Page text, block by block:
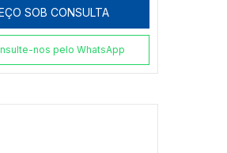
SOB CONSULTA
nos pelo WhatsApp